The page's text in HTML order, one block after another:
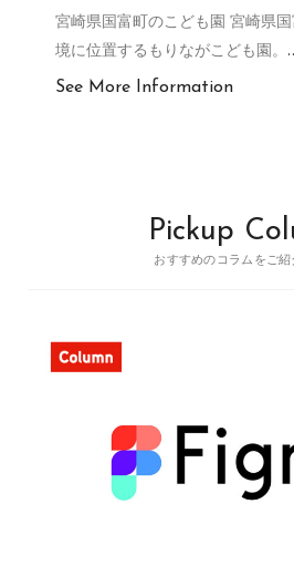
宮崎県国富町のこども園 宮崎県
境に位置するもりながこども園。
See More Information
Pickup
おすすめのコラムをご紹